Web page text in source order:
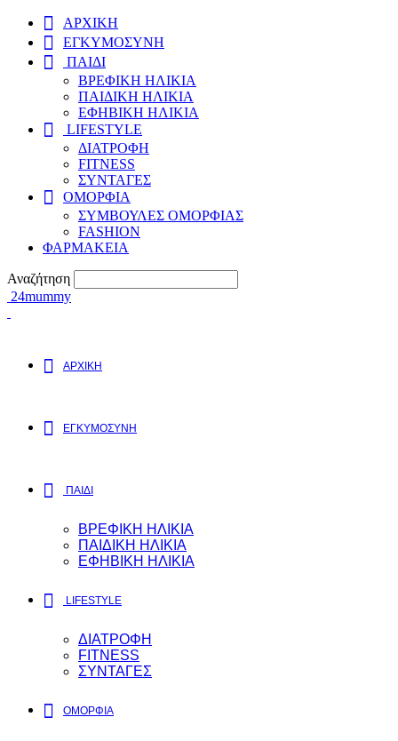
ΑΡΧΙΚΗ
ΕΓΚΥΜΟΣYΝΗ
ΠΑΙΔΙ
ΒΡΕΦΙΚΗ ΗΛΙΚΙΑ
ΠΑΙΔΙΚΗ ΗΛΙΚΙΑ
ΕΦΗΒΙΚΗ ΗΛΙΚΙΑ
LIFESTYLE
ΔΙΑΤΡΟΦΗ
FITNESS
ΣΥΝΤΑΓΕΣ
ΟΜΟΡΦΙΑ
ΣΥΜΒΟΥΛΕΣ ΟΜΟΡΦΙΑΣ
FASHION
ΦΑΡΜΑΚΕΙΑ
Αναζήτηση
24mummy
ΑΡΧΙΚΗ
ΕΓΚΥΜΟΣYΝΗ
ΠΑΙΔΙ
ΒΡΕΦΙΚΗ ΗΛΙΚΙΑ
ΠΑΙΔΙΚΗ ΗΛΙΚΙΑ
ΕΦΗΒΙΚΗ ΗΛΙΚΙΑ
LIFESTYLE
ΔΙΑΤΡΟΦΗ
FITNESS
ΣΥΝΤΑΓΕΣ
ΟΜΟΡΦΙΑ